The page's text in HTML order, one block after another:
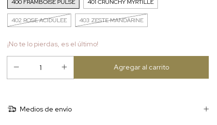
400 FRAMBOISE PULSE
401 CRUNCHY MYRTILLE
402 ROSE ACIDULEE 403 ZESTE MANDARINE
¡No te lo pierdas, es el último!
Medios de envío